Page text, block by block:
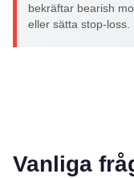
bekräftar bearish
eller sätta stop-loss.
Vanliga